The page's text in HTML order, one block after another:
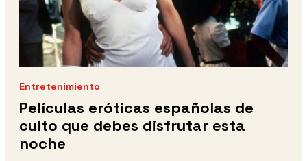
Entretenimiento
Películas eróticas españolas de
culto que debes disfrutar esta
noche